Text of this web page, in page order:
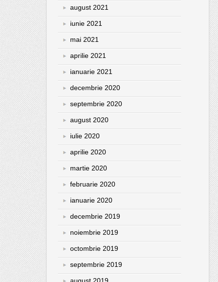
august 2021
iunie 2021
mai 2021
aprilie 2021
ianuarie 2021
decembrie 2020
septembrie 2020
august 2020
iulie 2020
aprilie 2020
martie 2020
februarie 2020
ianuarie 2020
decembrie 2019
noiembrie 2019
octombrie 2019
septembrie 2019